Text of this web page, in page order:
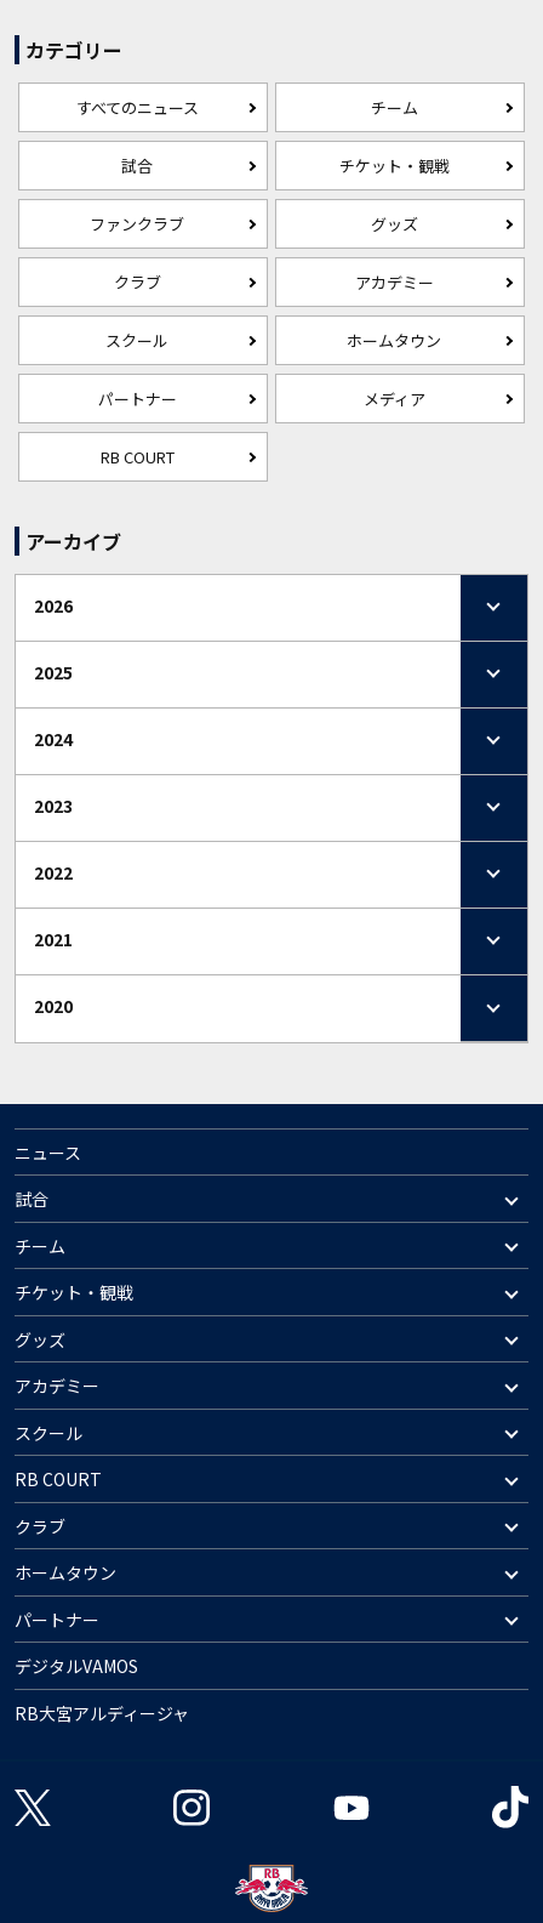
カテゴリー
すべてのニュース チーム
試合 チケット・観戦
ファンクラブ グッズ
クラブ アカデミー
スクール ホームタウン
パートナー メディア
RB COURT
アーカイブ
2026
2025
2024
2023
2022
2021
2020
ニュース
試合
チーム
チケット・観戦
グッズ
アカデミー
スクール
RB COURT
クラブ
ホームタウン
パートナー
デジタルVAMOS
RB大宮アルディージャ